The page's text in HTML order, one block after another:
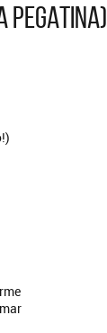
PEGATINA)